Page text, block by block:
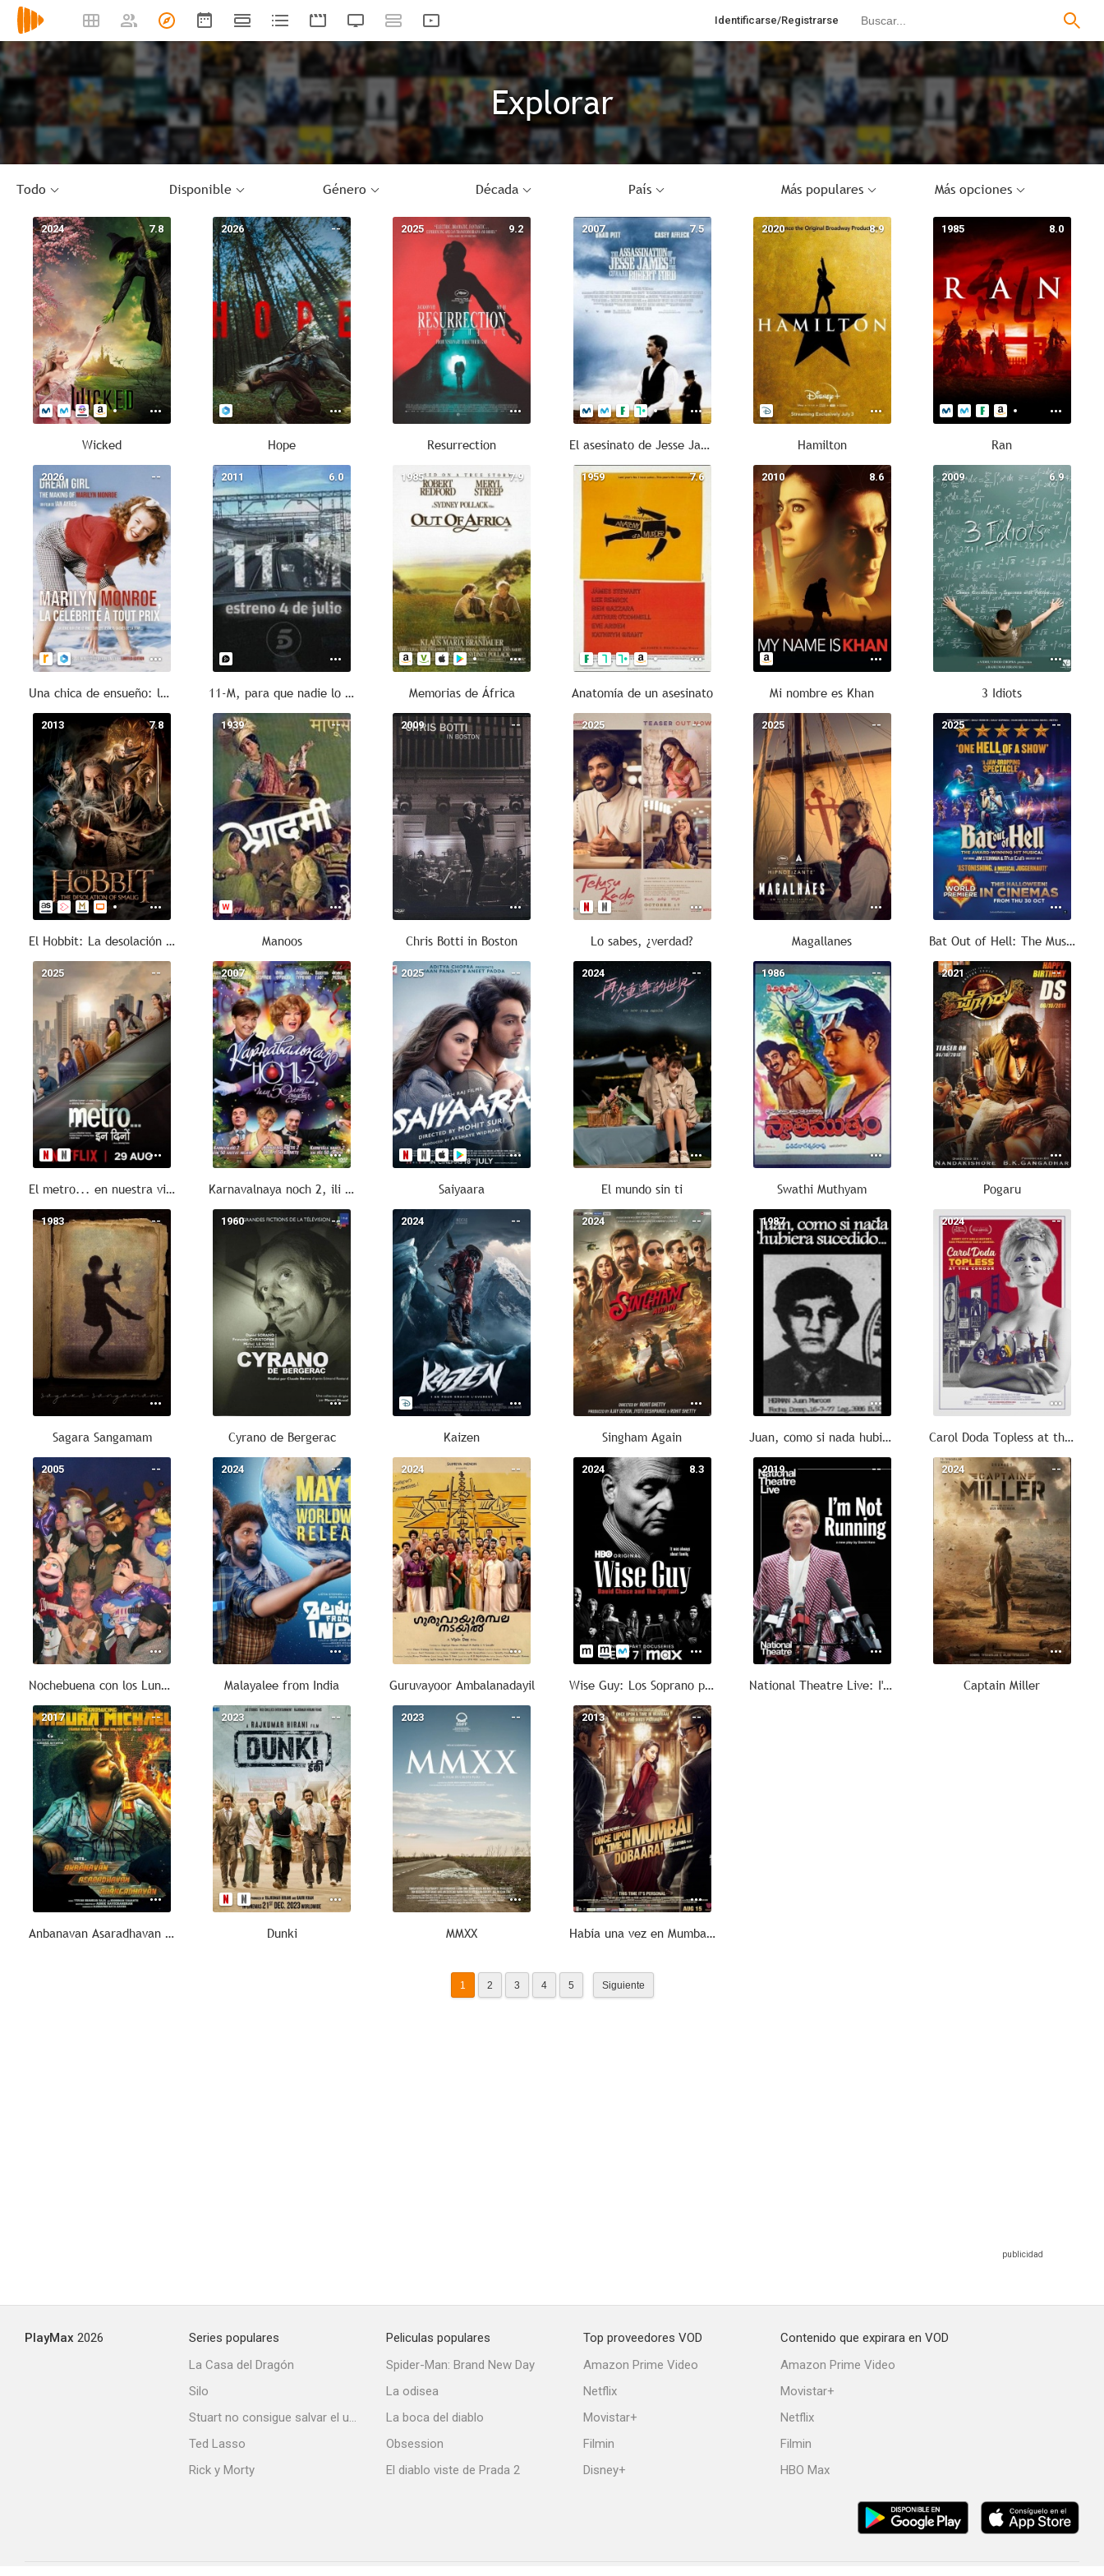
Identificarse/Registrarse
Explorar
Todo Disponible Género Década País Más populares Más opciones
7.8
2024
Wicked
--
2026
Hope
9.2
2025
Resurrection
7.5
2007
El asesinato de Jesse James por el cobarde Robert Ford
8.9
2020
Hamilton
8.0
1985
Ran
--
2026
Una chica de ensueño: la creación de Marilyn Monroe
6.0
2011
11-M, para que nadie lo olvide
7.9
1985
Memorias de África
7.6
1959
Anatomía de un asesinato
8.6
2010
Mi nombre es Khan
6.9
2009
3 Idiots
7.8
2013
El Hobbit: La desolación de Smaug
--
1939
Manoos
--
2009
Chris Botti in Boston
--
2025
Lo sabes, ¿verdad?
--
2025
Magallanes
--
2025
Bat Out of Hell: The Musical
--
2025
El metro... en nuestra vida hoy
--
2007
Karnavalnaya noch 2, ili 50 let spustya
--
2025
Saiyaara
--
2024
El mundo sin ti
--
1986
Swathi Muthyam
--
2021
Pogaru
--
1983
Sagara Sangamam
--
1960
Cyrano de Bergerac
--
2024
Kaizen
--
2024
Singham Again
--
1987
Juan, como si nada hubiera sucedido
--
2024
Carol Doda Topless at the Condor
--
2005
Nochebuena con los Lunnis
--
2024
Malayalee from India
--
2024
Guruvayoor Ambalanadayil
8.3
2024
Wise Guy: Los Soprano por David Chase
--
2019
National Theatre Live: I'm Not Running
--
2024
Captain Miller
--
2017
Anbanavan Asaradhavan Adangadhavan
--
2023
Dunki
--
2023
MMXX
--
2013
Había una vez en Mumbai, de nuevo
1 2 3 4 5 Siguiente
PlayMax 2026
Series populares
La Casa del Dragón
Silo
Stuart no consigue salvar el universo
Ted Lasso
Rick y Morty
Peliculas populares
Spider-Man: Brand New Day
La odisea
La boca del diablo
Obsession
El diablo viste de Prada 2
Top proveedores VOD
Amazon Prime Video
Netflix
Movistar+
Filmin
Disney+
Contenido que expirara en VOD
Amazon Prime Video
Movistar+
Netflix
Filmin
HBO Max